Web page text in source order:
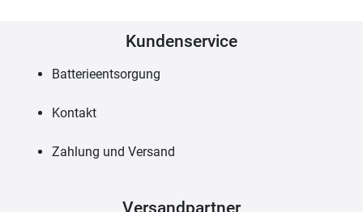
Kundenservice
Batterieentsorgung
Kontakt
Zahlung und Versand
Versandpartner